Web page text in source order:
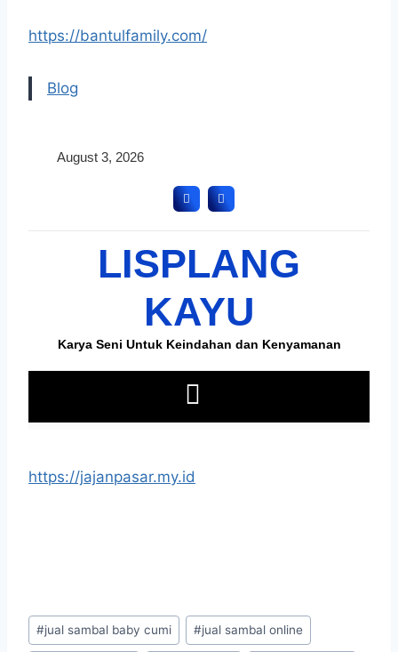
https://bantulfamily.com/
Blog
https://jajanpasar.my.id
#jual sambal baby cumi #jual sambal online